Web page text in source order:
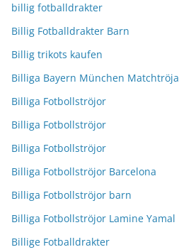
billig fotballdrakter
Billig Fotballdrakter Barn
Billig trikots kaufen
Billiga Bayern München Matchtröja
Billiga Fotbollströjor
Billiga Fotbollströjor
Billiga Fotbollströjor
Billiga Fotbollströjor Barcelona
Billiga Fotbollströjor barn
Billiga Fotbollströjor Lamine Yamal
Billige Fotballdrakter